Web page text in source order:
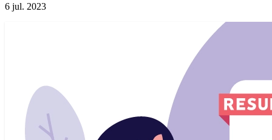
6 jul. 2023